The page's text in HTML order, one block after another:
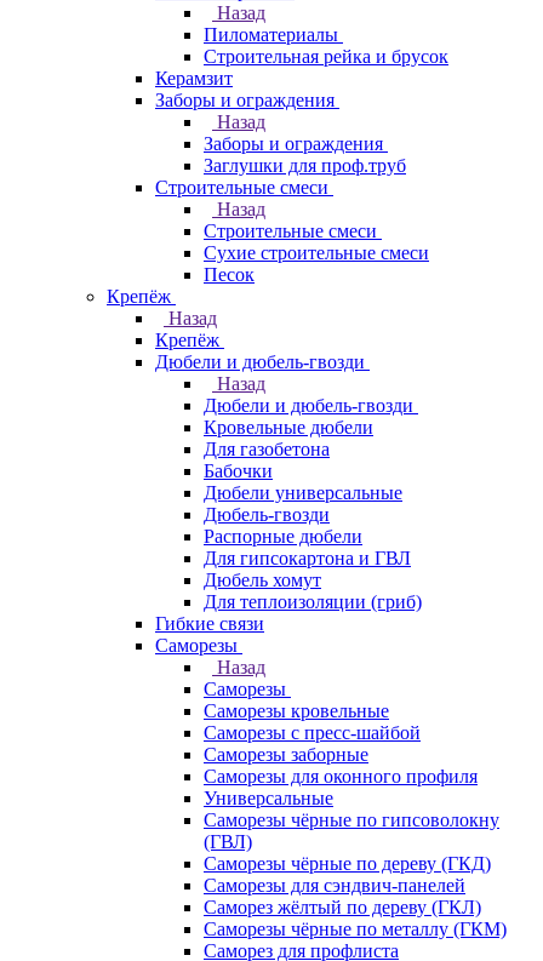
Назад
Пиломатериалы
Строительная рейка и брусок
Керамзит
Заборы и ограждения
Назад
Заборы и ограждения
Заглушки для проф.труб
Строительные смеси
Назад
Строительные смеси
Сухие строительные смеси
Песок
Крепёж
Назад
Крепёж
Дюбели и дюбель-гвозди
Назад
Дюбели и дюбель-гвозди
Кровельные дюбели
Для газобетона
Бабочки
Дюбели универсальные
Дюбель-гвозди
Распорные дюбели
Для гипсокартона и ГВЛ
Дюбель хомут
Для теплоизоляции (гриб)
Гибкие связи
Саморезы
Назад
Саморезы
Саморезы кровельные
Саморезы с пресс-шайбой
Саморезы заборные
Саморезы для оконного профиля
Универсальные
Саморезы чёрные по гипсоволокну
(ГВЛ)
Саморезы чёрные по дереву (ГКД)
Саморезы для сэндвич-панелей
Саморез жёлтый по дереву (ГКЛ)
Саморезы чёрные по металлу (ГКМ)
Саморез для профлиста